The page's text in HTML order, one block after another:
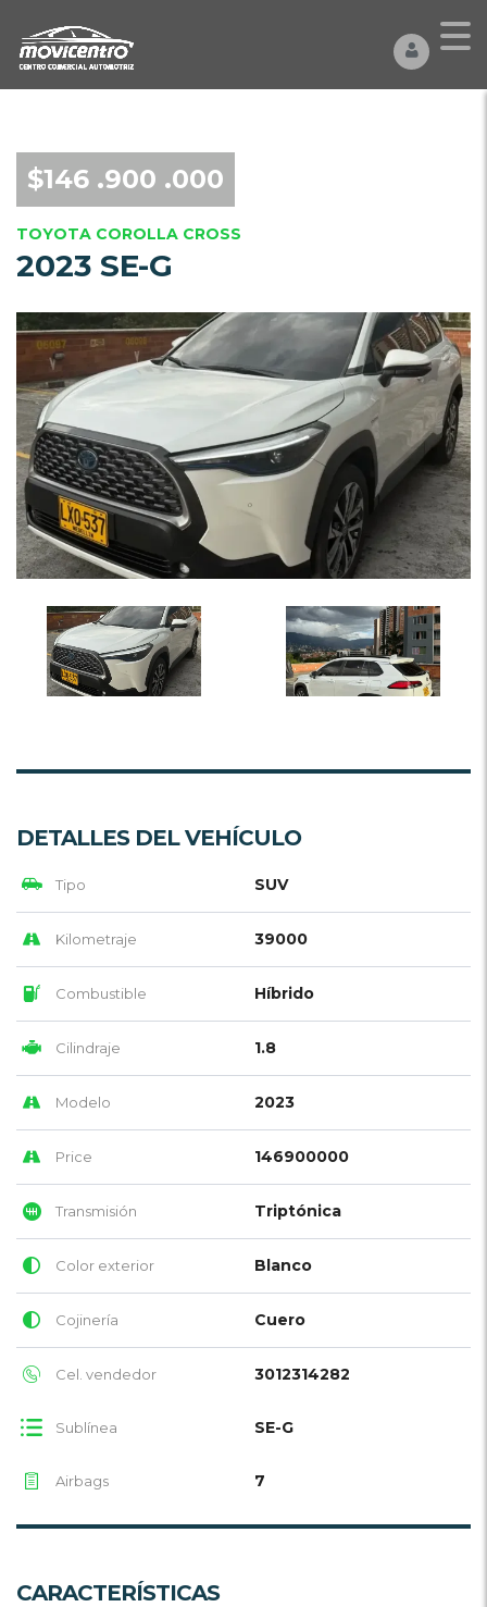
$146 .900 .000
TOYOTA COROLLA CROSS
2023 SE-G
DETALLES DEL VEHÍCULO
Tipo SUV
Kilometraje 39000
Combustible Híbrido
Cilindraje 1.8
Modelo 2023
Price 146900000
Transmisión Triptónica
Color exterior Blanco
Cojinería Cuero
Cel. vendedor 3012314282
Sublínea SE-G
Airbags 7
CARACTERÍSTICAS